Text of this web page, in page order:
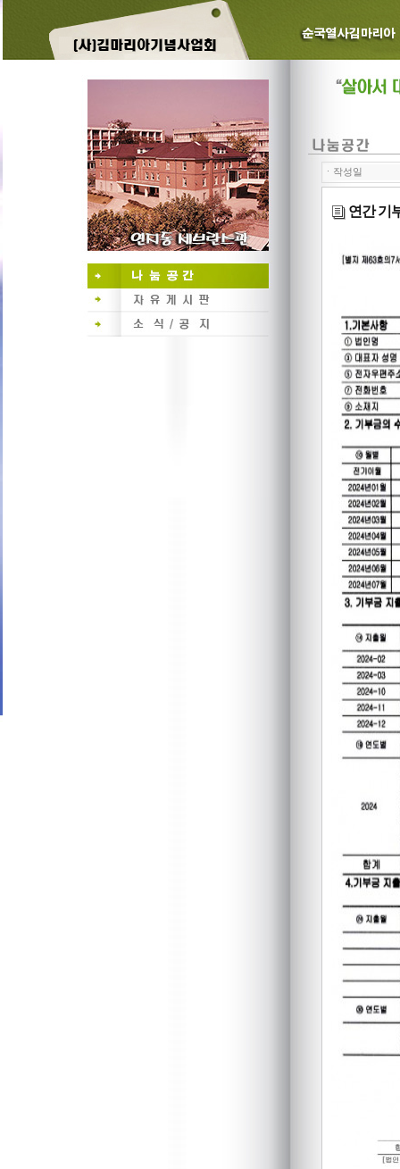
ㆍ작성일
연간 기